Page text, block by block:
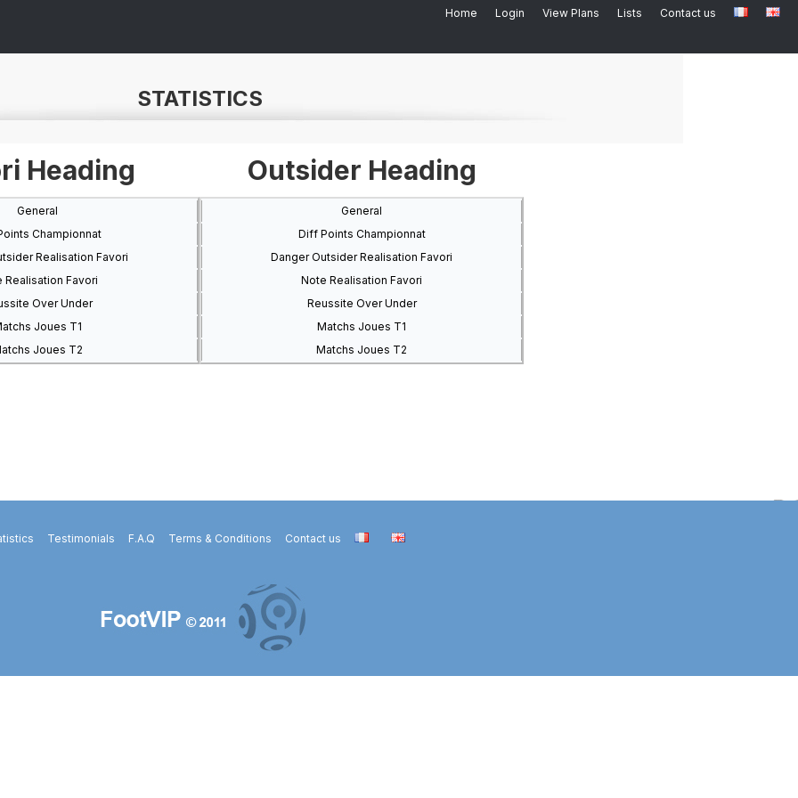
Home Login View Plans Lists Contact us
STATISTICS
Heading
General
Championnat
Realisation Favori
Realisation Favori
Over Under
Joues T1
Joues T2
Outsider Heading
General
Diff Points Championnat
Danger Outsider Realisation Favori
Note Realisation Favori
Reussite Over Under
Matchs Joues T1
Matchs Joues T2
Testimonials F.A.Q Terms & Conditions Contact us